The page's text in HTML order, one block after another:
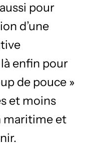
pour
d’une
enfin pour
de pouce »
et moins
maritime et